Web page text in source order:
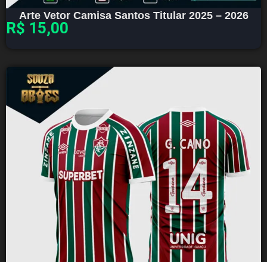
Arte Vetor Camisa Santos Titular 2025 – 2026
R$ 15,00